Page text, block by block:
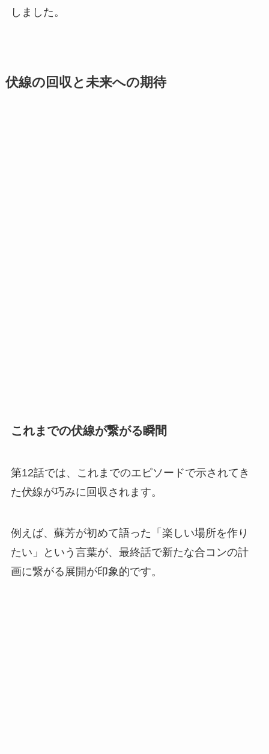
しました。
伏線の回収と未来への期待
これまでの伏線が繋がる瞬間
第12話では、これまでのエピソードで示されてき
た伏線が巧みに回収されます。
例えば、蘇芳が初めて語った「楽しい場所を作り
たい」という言葉が、最終話で新たな合コンの計
画に繋がる展開が印象的です。